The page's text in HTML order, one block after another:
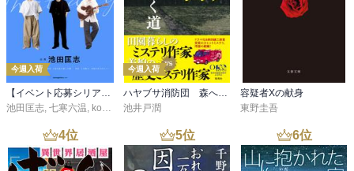
今週入荷
【イベント応募シリアルコード付】池田匡志出演・オーディオフォトブック「あの日」SPECIAL EDITION（音声／動画付）
池田匡志, 七寒六温, konoko58 ,村崎キコ
今週入荷
ハヤブサ消防団 森へつづく道
池井戸潤
容疑者Xの献身
東野圭吾
4位 5位 6位